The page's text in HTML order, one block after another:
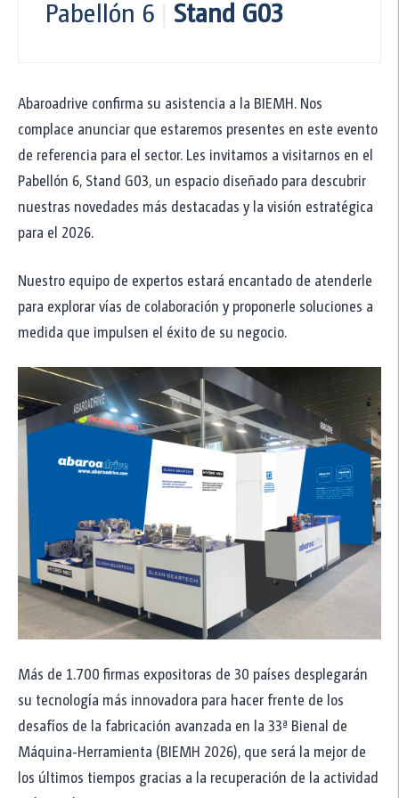
CLEAN-GEARTECH
reductor coaxial serie RCI
Reductores en aluminio y fundición. Motores
HYDRO-MEC
reductor sinfín-corona serie 0
HYDRO-MEC
reductor sinfín-corona serie M
HYDRO-MEC
reductor coaxial serie A
reductor coaxial serie C
reductor pendular serie F
HYDRO-MEC
reductor ejes paralelos serie H
reductor ortogonal serie X
HYDRO-MEC
motor "hygienic aluminum" serie AEM
abaroa_drive
reductor epicicloidal serie PL/PLB
Motores eléctricos
WEG
motores IEC de baja tensión
motores IEC para áreas clasificadas
WEG
motores para aplicación industrial
WEG
motores de inducción-media/alta tensión
WEG
Pabellón 6 Stand G03
Abaroadrive confirma su asistencia a la BIEMH. Nos
complace anunciar que estaremos presentes en este evento
de referencia para el sector. Les invitamos a visitarnos en el
Pabellón 6, Stand G03, un espacio diseñado para descubrir
nuestras novedades más destacadas y la visión estratégica
para el 2026.
Nuestro equipo de expertos estará encantado de atenderle
para explorar vías de colaboración y proponerle soluciones a
medida que impulsen el éxito de su negocio.
Más de 1.700 firmas expositoras de 30 países desplegarán
su tecnología más innovadora para hacer frente de los
desafíos de la fabricación avanzada en la 33ª Bienal de
Máquina-Herramienta (BIEMH 2026), que será la mejor de
los últimos tiempos gracias a la recuperación de la actividad